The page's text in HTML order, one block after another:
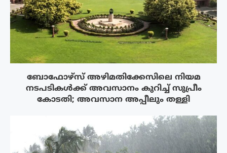
ബോഫോഴ്‌സ് അഴിമതിക്കേസിലെ നിയമ
നടപടികൾക്ക് അവസാനം കുറിച്ച് സുപ്രീം
കോടതി; അവസാന അപ്പീലും തള്ളി